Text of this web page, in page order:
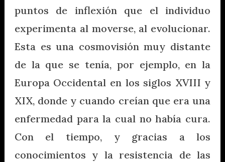
puntos de inflexión que el individuo
experimenta al moverse, al evolucionar.
Esta es una cosmovisión muy distante
de la que se tenía, por ejemplo, en la
Europa Occidental en los siglos XVIII y
XIX, donde y cuando creían que era una
enfermedad para la cual no había cura.
Con el tiempo, y gracias a los
conocimientos y la resistencia de las